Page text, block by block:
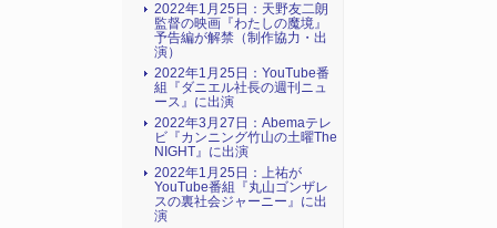
2022年1月25日：天野友二朗
監督の映画『わたしの魔境』
予告編が解禁（制作協力・出
演）
2022年1月25日：YouTube番
組『ダニエル社長の週刊ニュ
ース』に出演
2022年3月27日：Abemaテレ
ビ『カンニング竹山の土曜The
NIGHT』に出演
2022年1月25日：上祐が
YouTube番組『丸山ゴンザレ
スの裏社会ジャーニー』に出
演